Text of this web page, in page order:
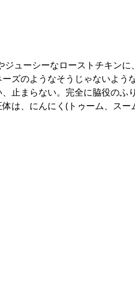
ジューシーなローストチキン
ズのようなそうじゃないよう
止まらない。完全に脇役のふ
は、にんにく(トゥーム、ス